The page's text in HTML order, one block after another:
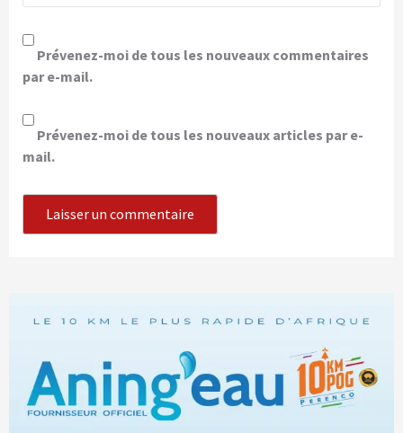
Prévenez-moi de tous les nouveaux commentaires
par e-mail.
Prévenez-moi de tous les nouveaux articles par e-
mail.